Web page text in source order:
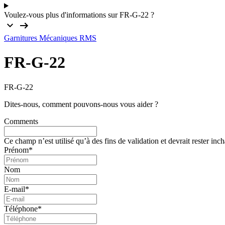
Voulez-vous plus d'informations sur FR-G-22 ?
Garnitures Mécaniques RMS
FR-G-22
FR-G-22
Dites-nous, comment pouvons-nous vous aider ?
Comments
Ce champ n’est utilisé qu’à des fins de validation et devrait rester
Prénom*
Nom
E-mail*
Téléphone*